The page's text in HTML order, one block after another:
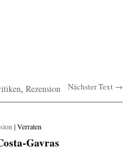
, Rezension Nächster Text →
| Verraten
Gavras